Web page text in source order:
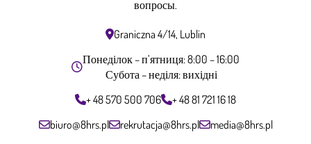
Субота – неділя: вихідні